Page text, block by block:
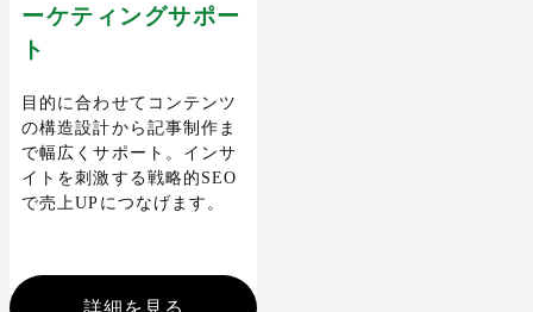
ーケティングサポー
ト
目的に合わせてコンテンツ
の構造設計から記事制作ま
で幅広くサポート。インサ
イトを刺激する戦略的SEO
で売上UPにつなげます。
詳細を見る